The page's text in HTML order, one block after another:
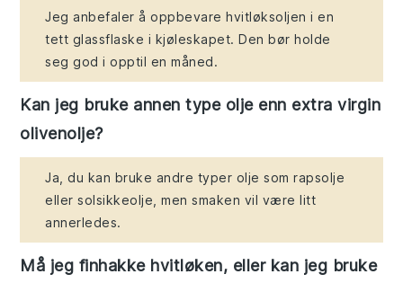
Jeg anbefaler å oppbevare hvitløksoljen i en
tett glassflaske i kjøleskapet. Den bør holde
seg god i opptil en måned.
Kan jeg bruke annen type olje enn extra virgin
olivenolje?
Ja, du kan bruke andre typer olje som rapsolje
eller solsikkeolje, men smaken vil være litt
annerledes.
Må jeg finhakke hvitløken, eller kan jeg bruke